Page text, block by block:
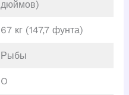
дюймов)
67 кг (147,7 фунта)
Рыбы
O